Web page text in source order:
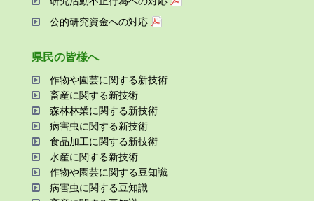
公的研究資金への対応
県⺠の皆様へ
作物や園芸に関する新技術
畜産に関する新技術
森林林業に関する新技術
病害⾍に関する新技術
⾷品加⼯に関する新技術
⽔産に関する新技術
作物や園芸に関する⾖知識
病害⾍に関する⾖知識